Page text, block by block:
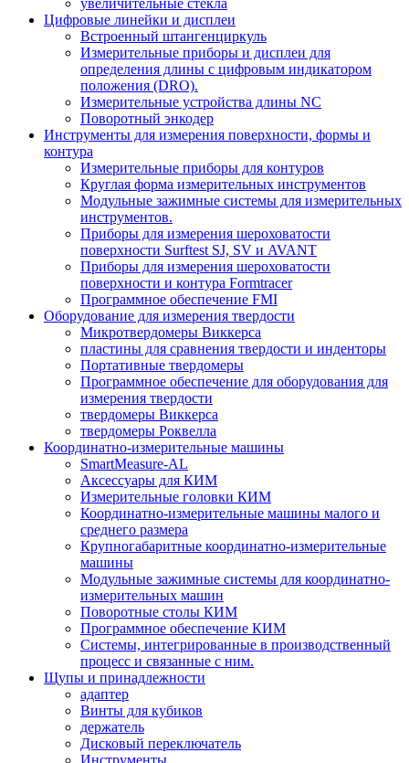
увеличительные стекла
Цифровые линейки и дисплеи
Встроенный штангенциркуль
Измерительные приборы и дисплеи для
определения длины с цифровым индикатором
положения (DRO).
Измерительные устройства длины NC
Поворотный энкодер
Инструменты для измерения поверхности, формы и
контура
Измерительные приборы для контуров
Круглая форма измерительных инструментов
Модульные зажимные системы для измерительных
инструментов.
Приборы для измерения шероховатости
поверхности Surftest SJ, SV и AVANT
Приборы для измерения шероховатости
поверхности и контура Formtracer
Программное обеспечение FMI
Оборудование для измерения твердости
Микротвердомеры Виккерса
пластины для сравнения твердости и инденторы
Портативные твердомеры
Программное обеспечение для оборудования для
измерения твердости
твердомеры Виккерса
твердомеры Роквелла
Координатно-измерительные машины
SmartMeasure-AL
Аксессуары для КИМ
Измерительные головки КИМ
Координатно-измерительные машины малого и
среднего размера
Крупногабаритные координатно-измерительные
машины
Модульные зажимные системы для координатно-
измерительных машин
Поворотные столы КИМ
Программное обеспечение КИМ
Системы, интегрированные в производственный
процесс и связанные с ним.
Щупы и принадлежности
адаптер
Винты для кубиков
держатель
Дисковый переключатель